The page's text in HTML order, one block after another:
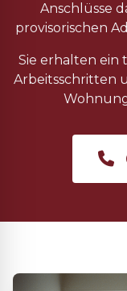
Anschlüsse
provisorischen
Sie erhalten ein
Arbeitsschritten